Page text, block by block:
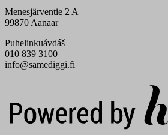
Menesjärventie 2 A
99870 Aanaar
Puhelinkuávdáš
010 839 3100
info@samediggi.fi